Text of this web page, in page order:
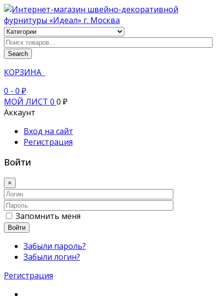
Search
КОРЗИНА
0 - 0 ₽
МОЙ ЛИСТ 0 0 ₽
Аккаунт
Вход на сайт
Регистрация
Войти
×
Запомнить меня
Войти
Забыли пароль?
Забыли логин?
Регистрация